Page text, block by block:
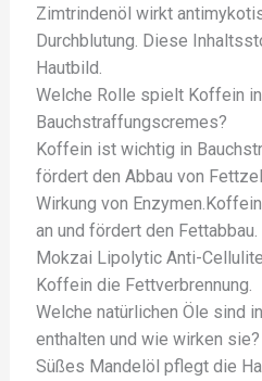
Zimtrindenöl wirkt
Durchblutung. Diese
Hautbild.
Welche Rolle spielt Koffein in
Bauchstraffungscremes?
Koffein ist wichtig in
fördert den Abbau von
Wirkung von
an und fördert den
Mokzai Lipolytic Anti-
Koffein die Fettverbrennung.
Welche natürlichen Öle sind
enthalten und wie wirken sie?
Süßes Mandelöl pflegt die